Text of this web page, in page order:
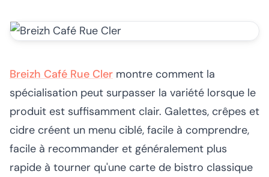
Breizh Café Rue Cler montre comment la
spécialisation peut surpasser la variété lorsque le
produit est suffisamment clair. Galettes, crêpes et
cidre créent un menu ciblé, facile à comprendre,
facile à recommander et généralement plus
rapide à tourner qu'une carte de bistro classique